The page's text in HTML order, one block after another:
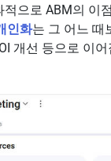
으로 ABM의 이
인화는 그 어느 때
개선 등으로 이